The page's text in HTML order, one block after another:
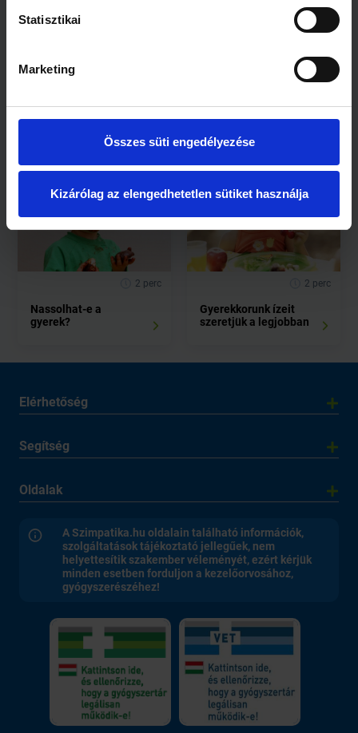
Statisztikai
Marketing
Összes süti engedélyezése
Kizárólag az elengedhetetlen sütiket használja
Az étel illatától függ,
mennyit eszünk
A rendszertelenül
étkezők többsége
fiatal
2 perc
Nassolhat-e a
gyerek?
2 perc
Gyerekkorunk ízeit
szeretjük a legjobban
Elérhetőség
Segítség
Oldalak
A Szimpatika.hu oldalain található információk,
szolgáltatások tájékoztató jellegűek, nem
helyettesítik szakember véleményét, ezért kérjük
minden esetben forduljon a kezelőorvosához,
gyógyszerészéhez!